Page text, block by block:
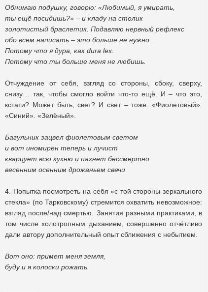
Обнимаю подушку, говорю: «Любимый, я умирать,
ты ещё посидишь?» – и кладу на столик
золотистый браслетик. Подавляю нервный рефлекс
обо всем написать – это больше не нужно.
Потому что я дура, как dura lex.
Потому что ты больше меня не любишь.
Отчуждение от себя, взгляд со стороны, сбоку, сверху,
снизу… так, чтобы смогло войти что-то ещё. И – что это,
кстати? Может быть, свет? И свет – тоже. «Фиолетовый».
«Синий». «Зелёный».
Багульник зацвел фиолетовым светом
и вот иномирен теперь и лучист
кварцует всю кухню и пахнет бессмертно
весенним осенним дрожаньем свечи
4. Попытка посмотреть на себя «с той стороны зеркального
стекла» (по Тарковскому) стремится охватить невозможное:
взгляд после/над смертью. Занятия разными практиками, в
том числе холотропным дыханием, совершенно отчётливо
дали автору дополнительный опыт сближения с небытием.
Вот оно: примет меня земля,
буду и я колоски рожать.